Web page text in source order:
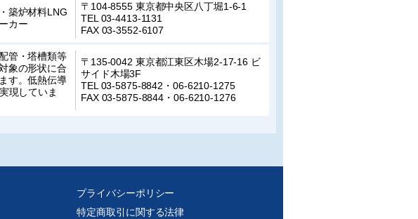
築炉材料LNG
カー
〒104-8555 東京都中央区八丁堀1-6-1
TEL 03-4413-1131
FAX 03-3552-6107
管・塔槽類等
象の形状に合
す。低熱伝導
現していま
〒135-0042 東京都江東区木場2-17-16 ビ
サイド木場3F
TEL 03-5875-8842・06-6210-1275
FAX 03-5875-8844・06-6210-1276
プライバシーポリシー
特定商取引に関する法律